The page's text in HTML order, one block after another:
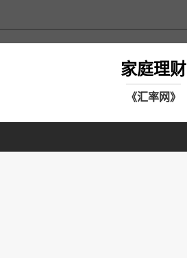
家庭理财
《汇率网》